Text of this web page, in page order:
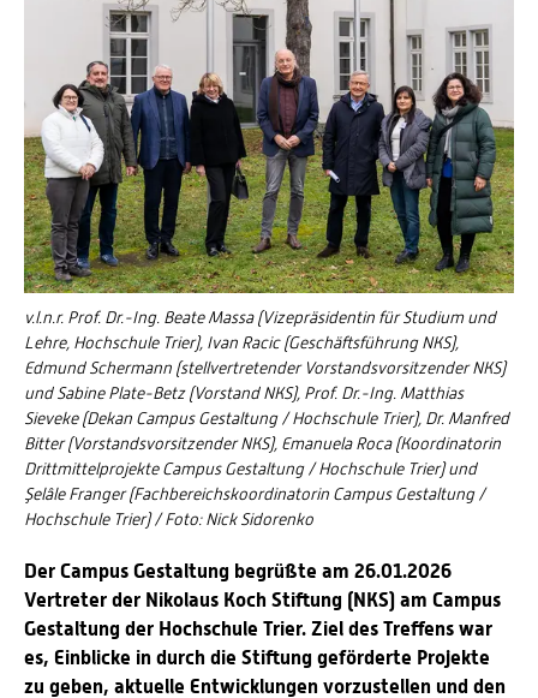
v.l.n.r. Prof. Dr.-Ing. Beate Massa (Vizepräsidentin für Studium und
Lehre, Hochschule Trier), Ivan Racic (Geschäftsführung NKS),
Edmund Schermann (stellvertretender Vorstandsvorsitzender NKS)
und Sabine Plate-Betz (Vorstand NKS), Prof. Dr.-Ing. Matthias
Sieveke (Dekan Campus Gestaltung / Hochschule Trier), Dr. Manfred
Bitter (Vorstandsvorsitzender NKS), Emanuela Roca (Koordinatorin
Drittmittelprojekte Campus Gestaltung / Hochschule Trier) und
Şelâle Franger (Fachbereichskoordinatorin Campus Gestaltung /
Hochschule Trier) / Foto: Nick Sidorenko
Der Campus Gestaltung begrüßte am 26.01.2026
Vertreter der Nikolaus Koch Stiftung (NKS) am Campus
Gestaltung der Hochschule Trier. Ziel des Treffens war
es, Einblicke in durch die Stiftung geförderte Projekte
zu geben, aktuelle Entwicklungen vorzustellen und den